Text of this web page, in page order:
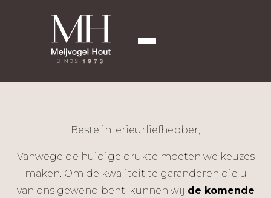
Beste interieurliefhebber,
Vanwege de huidige drukte moeten we keuzes
maken. Om de kwaliteit te garanderen die u
van ons gewend bent, kunnen wij de komende